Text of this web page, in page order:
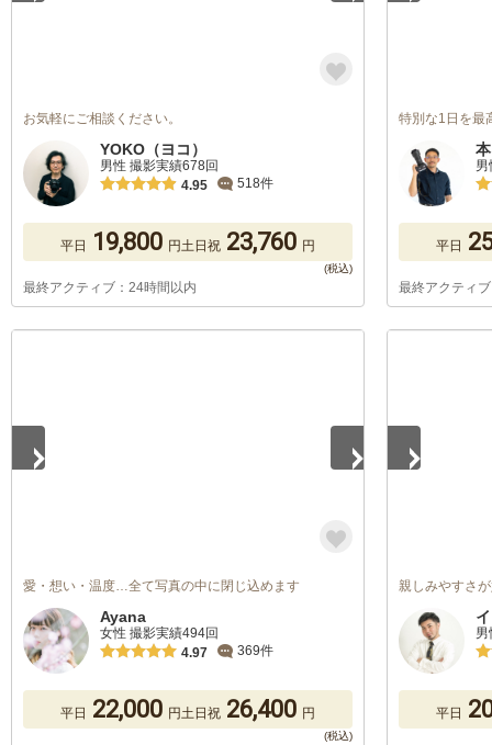
お気軽にご相談ください。
YOKO（ヨコ）
男性 撮影実績678回
4.95
518件
平日 19,800 円土日祝 23,760 円
最終アクティブ：24時間以内
特別な1日を最
平日
最終アクティ
愛・想い・温度…全て写真の中に閉じ込めます
Ayana
女性 撮影実績494回
4.97
369件
平日 22,000 円土日祝 26,400 円
親しみやすさ
平日